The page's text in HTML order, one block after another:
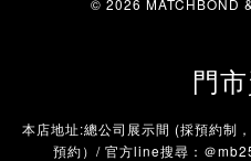
門
本店地址:總公司展示間 (採預約制
預約）/ 官方line搜尋：＠